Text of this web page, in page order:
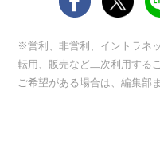
※営利、非営利、イントラネ
転用、販売など二次利用する
ご希望がある場合は、編集部